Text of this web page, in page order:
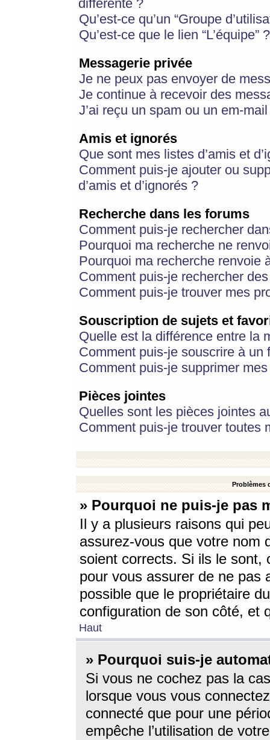
différente ?
Qu’est-ce qu’un “Groupe
Qu’est-ce que le lien “L’équipe” ?
Messagerie privée
Je ne peux pas envoyer de
Je continue à recevoir des
J’ai reçu un spam ou un em-
Amis et ignorés
Que sont mes listes d’amis et
Comment puis-je ajouter ou
d’amis et d’ignorés ?
Recherche dans les forums
Comment puis-je rechercher
Pourquoi ma recherche ne
Pourquoi ma recherche renvoie
Comment puis-je rechercher
Comment puis-je trouver mes
Souscription de sujets et
Quelle est la différence entre la
Comment puis-je souscrire à
Comment puis-je supprimer
Pièces jointes
Quelles sont les pièces jointes
Comment puis-je trouver toutes
Problèmes
» Pourquoi ne puis-je pas
Il y a plusieurs raisons qui
assurez-vous que votre nom
soient corrects. Si ils le sont,
pour vous assurer de ne pas
possible que le propriétaire
configuration de son côté, et
Haut
» Pourquoi suis-je
Si vous ne cochez pas la
lorsque vous vous
connecté que pour une
empêche l’utilisation de